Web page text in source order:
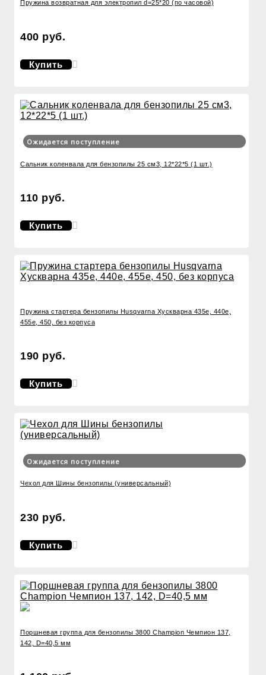
Пружина возвратная для электропил d=25*20 (по часовой)
400 руб.
Купить
Ожидается поступление
Сальник коленвала для бензопилы 25 см3, 12*22*5 (1 шт.)
110 руб.
Купить
Пружина стартера бензопилы Husqvarna Хускварна 435e, 440e,
455e, 450, без корпуса
190 руб.
Купить
Ожидается поступление
Чехол для Шины бензопилы (универсальный)
230 руб.
Купить
Поршневая группа для бензопилы 3800 Champion Чемпион 137,
142, D=40,5 мм